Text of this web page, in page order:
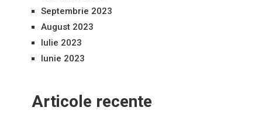
Septembrie 2023
August 2023
Iulie 2023
Iunie 2023
Articole recente